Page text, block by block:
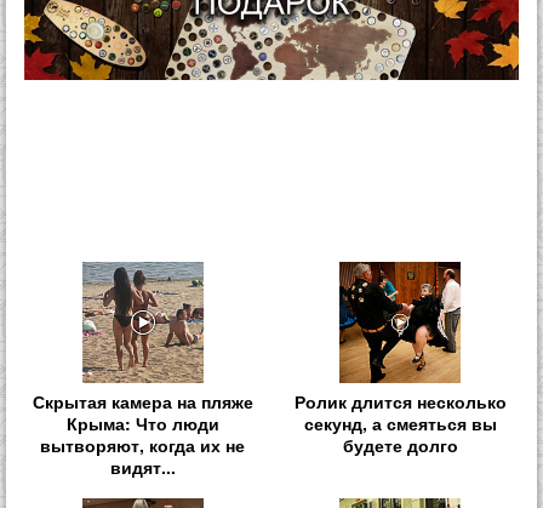
Скрытая камера на пляже
Крыма: Что люди
вытворяют, когда их не
видят...
Ролик длится несколько
секунд, а смеяться вы
будете долго